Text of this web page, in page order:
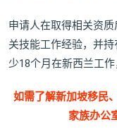
申请人在取得相关资
关技能工作经验，并
少18个月在新西兰工
如需了解新加坡移民
家族办公